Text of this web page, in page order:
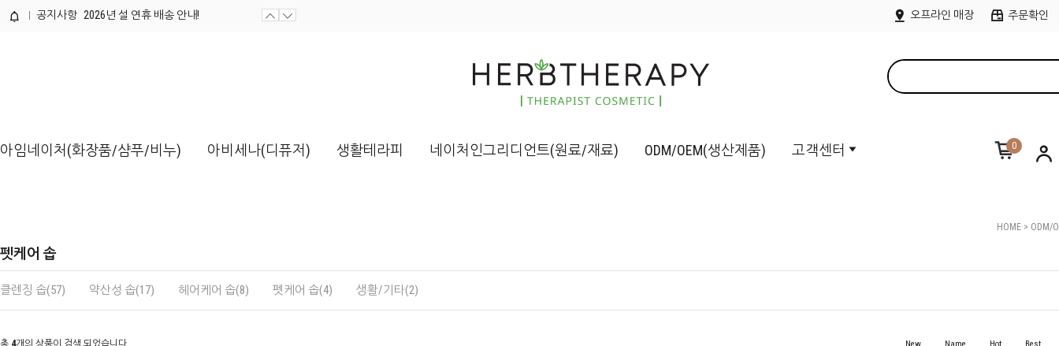
공지사항 2026년 설 연휴 배송 안내!
오프라인 매장 주문확인
아임네이처(화장품/샴푸/비누) 아비세나(디퓨저) 생활테라피 네이처인그리디언트(원료/재료) ODM/OEM(생산제품) 고객센터 0
HOME > ODM/
펫케어 솝
클렌징 솝(57) 약산성 솝(17) 헤어케어 솝(8) 펫케어 솝(4) 생활/기타(2)
총 4개의 상품이 검색 되었습니다.